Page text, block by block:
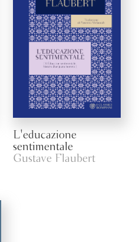
L'educazione
sentimentale
Gustave Flaubert